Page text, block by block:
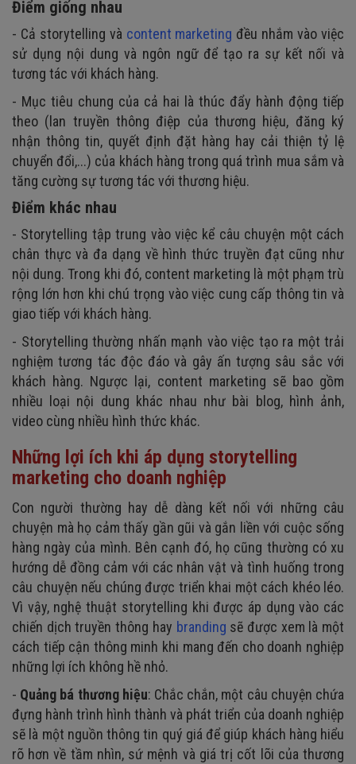
Điểm giống nhau
- Cả storytelling và content marketing đều nhắm vào việc
sử dụng nội dung và ngôn ngữ để tạo ra sự kết nối và
tương tác với khách hàng.
- Mục tiêu chung của cả hai là thúc đẩy hành động tiếp
theo (lan truyền thông điệp của thương hiệu, đăng ký
nhận thông tin, quyết định đặt hàng hay cải thiện tỷ lệ
chuyển đổi,...) của khách hàng trong quá trình mua sắm và
tăng cường sự tương tác với thương hiệu.
Điểm khác nhau
- Storytelling tập trung vào việc kể câu chuyện một cách
chân thực và đa dạng về hình thức truyền đạt cũng như
nội dung. Trong khi đó, content marketing là một phạm trù
rộng lớn hơn khi chú trọng vào việc cung cấp thông tin và
giao tiếp với khách hàng.
- Storytelling thường nhấn mạnh vào việc tạo ra một trải
nghiệm tương tác độc đáo và gây ấn tượng sâu sắc với
khách hàng. Ngược lại, content marketing sẽ bao gồm
nhiều loại nội dung khác nhau như bài blog, hình ảnh,
video cùng nhiều hình thức khác.
Những lợi ích khi áp dụng storytelling
marketing cho doanh nghiệp
Con người thường hay dễ dàng kết nối với những câu
chuyện mà họ cảm thấy gần gũi và gắn liền với cuộc sống
hàng ngày của mình. Bên cạnh đó, họ cũng thường có xu
hướng dễ đồng cảm với các nhân vật và tình huống trong
câu chuyện nếu chúng được triển khai một cách khéo léo.
Vì vậy, nghệ thuật storytelling khi được áp dụng vào các
chiến dịch truyền thông hay branding sẽ được xem là một
cách tiếp cận thông minh khi mang đến cho doanh nghiệp
những lợi ích không hề nhỏ.
- Quảng bá thương hiệu: Chắc chắn, một câu chuyện chứa
đựng hành trình hình thành và phát triển của doanh nghiệp
sẽ là một nguồn thông tin quý giá để giúp khách hàng hiểu
rõ hơn về tầm nhìn, sứ mệnh và giá trị cốt lõi của thương